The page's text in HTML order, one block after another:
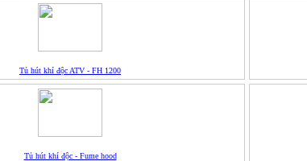
Tủ hút khí độc ATV - FH 1200
Tủ hút khí độc - Fume hood